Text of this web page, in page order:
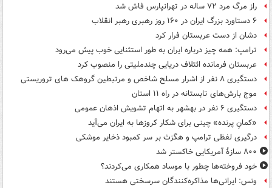
راز مرگ مرد ۷۲ ساله در تهرانپارس فاش شد
۶ دستاورد بزرگ ایران در ۱۶۰ روز رهبری رهبر انقلاب
دشان از دست عربستان فرار کرد
ترامپ: همه چیز درباره ایران به طور استثنایی خوب پیش می‌رود
عربستان فرمانده ائتلاف دریایی چندملیتی را منصوب کرد
دستگیری ۸ نفر از اشرار مسلح شاخص و مرتبطین گروهک های تروریستی
موج بارش‌های تابستانه در راه ۱۱ استان
دستگیری ۶ نفر در بهشهر به اتهام تشویش اذهان عمومی
«کمانِ پرنده» چینی برای شکار کروزها به ایران می‌آید
درگیری لفظی ترامپ و هگزث بر سر کمبود ذخایر موشکی
۸۰۰ سازۀ آمریکایی خاکستر شد
خود فروخته‌ها چطور با موساد همکاری می‌کردند؟
ونس: ایرانی‌ها مذاکره‌کنندگان سرسختی هستند